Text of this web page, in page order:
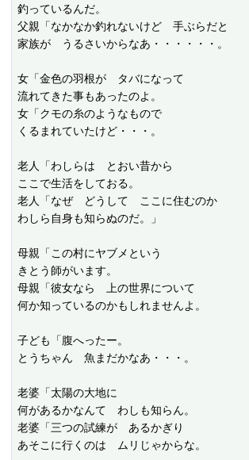
釣っているんだ。
父親「なかなか釣れないけど　手ぶらだと
家族が　うるさいからなあ・・・・・・。
女「金色の羽根が　タバになって
流れてきた事もあったのよ。
女「クモの糸のようなもので
くるまれていたけど・・・。
老人「わしらは　とおい昔から
ここで生活をしておる。
老人「なぜ　どうして　ここに住むのか
わしら自身も知らぬのだ。」
母親「この村にヤブメという
きとう師がいます。
母親「彼女なら　上の世界について
何か知っているのかもしれませんよ。
子ども「腹へったー。
とうちゃん　魚まだかなあ・・・。
老婆「太陽の大地に
何があるかなんて　わしも知らん。
老婆「三つの試練が　あるかぎり
あそこに行くのは　ムリじゃからな。